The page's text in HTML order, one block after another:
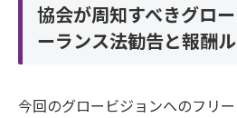
協会が周知すべきグロ
ーランス法勧告と報酬
今回のグロービジョンへのフリ